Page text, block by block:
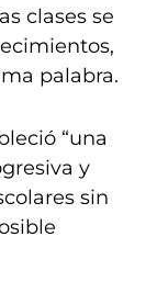
clases se
palabra.
“una
y
sin